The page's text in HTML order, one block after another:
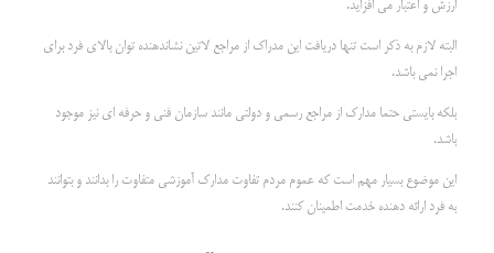
ارزش و اعتبار می افزاید.
البته لازم به ذکر است تنها دریافت این مدراک از مراجع لاتین نشاندهنده توان بالای فرد برای
اجرا نمی باشد.
بلکه بایستی حتما مدارک از مراجع رسمی و دولتی مانند سازمان فنی و حرفه ای نیز موجود
باشد.
این موضوع بسیار مهم است که عموم مردم تفاوت مدارک آموزشی متفاوت را بدانند و بتوانند
به فرد ارائه دهنده خدمت اطمینان کنند.